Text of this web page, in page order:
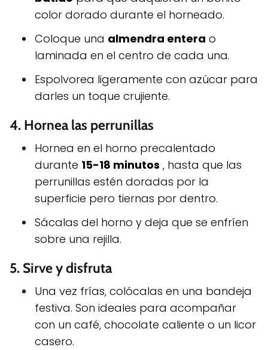
color dorado durante el horneado.
Coloque una almendra entera o
laminada en el centro de cada una.
Espolvorea ligeramente con azúcar para
darles un toque crujiente.
4. Hornea las perrunillas
Hornea en el horno precalentado
durante 15-18 minutos , hasta que las
perrunillas estén doradas por la
superficie pero tiernas por dentro.
Sácalas del horno y deja que se enfríen
sobre una rejilla.
5. Sirve y disfruta
Una vez frías, colócalas en una bandeja
festiva. Son ideales para acompañar
con un café, chocolate caliente o un licor
casero.